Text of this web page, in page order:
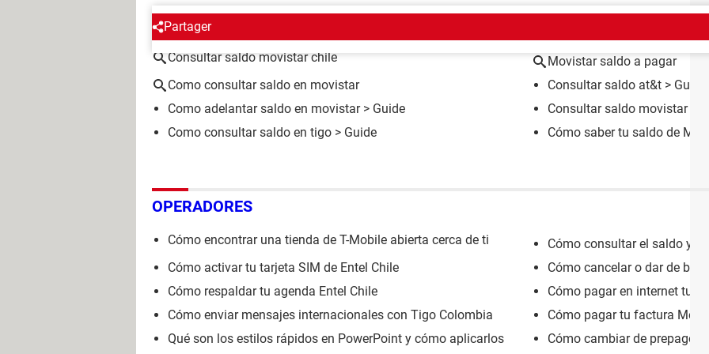
Partager
ALREDEDOR DEL MISMO TEMA
Consultar saldo movistar chile
Movistar saldo a pagar
Como consultar saldo en movistar
Consultar saldo at&t > Guide
Como adelantar saldo en movistar> Guide Consultar saldo movistar perú
Como consultar saldo en tigo > Guide Cómo saber tu saldo de
OPERADORES
Cómo encontrar una tienda de T-Mobile abierta cerca de ti
Cómo consultar el saldo y
Cómo activar tu tarjeta SIM de Entel Chile
Cómo cancelar o dar de
Cómo respaldar tu agenda Entel Chile
Cómo pagar en internet tu
Cómo enviar mensajes internacionales con Tigo Colombia
Cómo pagar tu factura
Qué son los estilos rápidos en PowerPoint y cómo aplicarlos
Cómo cambiar de prepago a